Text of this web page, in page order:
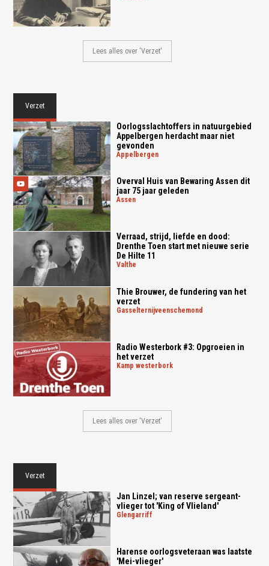
Lees alles over 'Verzet'
Verzet
Oorlogsslachtoffers in natuurgebied
Appelbergen herdacht maar niet
gevonden
appelbergen
Overval Huis van Bewaring Assen dit
jaar 75 jaar geleden
assen
Verraad, strijd, liefde en dood:
Drenthe Toen start met nieuwe serie
De Hilte 11
valthe
Thie Brouwer, de fundering van het
verzet
gasselternijveenschemond
Radio Westerbork #3: Opgroeien in
het verzet
kamp westerbork
Lees alles over 'Verzet'
Verzet
Jan Linzel; van reserve sergeant-
vlieger tot 'King of Vlieland'
glengarriff
Harense oorlogsveteraan was laatste
'Mei-vlieger'